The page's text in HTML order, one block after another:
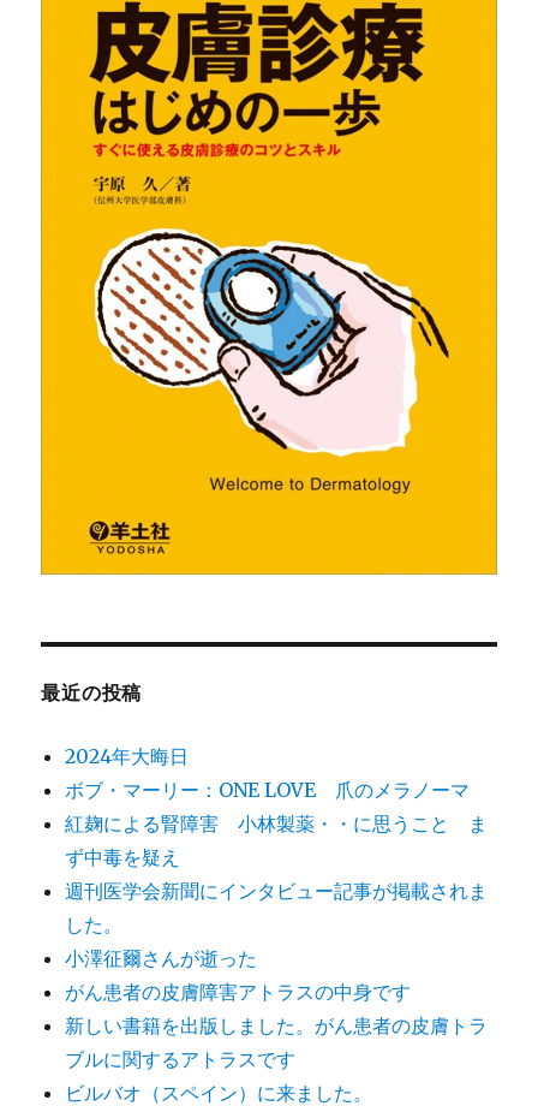
最近の投稿
2024年大晦日
ボブ・マーリー：ONE LOVE 爪のメラノーマ
紅麹による腎障害 小林製薬・・に思うこと ま
ず中毒を疑え
週刊医学会新聞にインタビュー記事が掲載されま
した。
小澤征爾さんが逝った
がん患者の皮膚障害アトラスの中身です
新しい書籍を出版しました。がん患者の皮膚トラ
ブルに関するアトラスです
ビルバオ（スペイン）に来ました。